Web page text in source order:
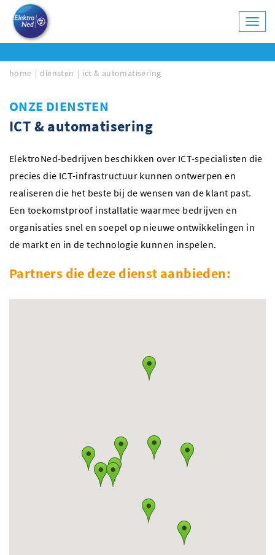
home diensten ict & automatisering
ONZE DIENSTEN
ICT & automatisering
ElektroNed-bedrijven beschikken over ICT-specialisten die
precies die ICT-infrastructuur kunnen ontwerpen en
realiseren die het beste bij de wensen van de klant past.
Een toekomstproof installatie waarmee bedrijven en
organisaties snel en soepel op nieuwe ontwikkelingen in
de markt en in de technologie kunnen inspelen.
Partners die deze dienst aanbieden: